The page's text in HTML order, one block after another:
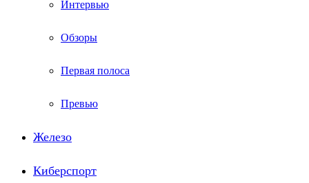
Интервью
Обзоры
Первая полоса
Превью
Железо
Киберспорт